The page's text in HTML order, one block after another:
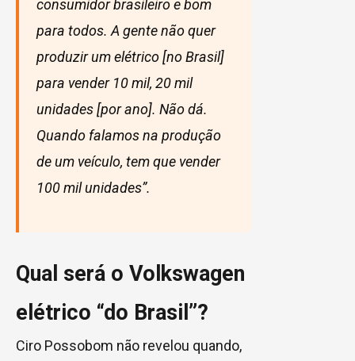
consumidor brasileiro e bom
para todos. A gente não quer
produzir um elétrico [no Brasil]
para vender 10 mil, 20 mil
unidades [por ano]. Não dá.
Quando falamos na produção
de um veículo, tem que vender
100 mil unidades”.
Qual será o Volkswagen
elétrico “do Brasil”?
Ciro Possobom não revelou quando,